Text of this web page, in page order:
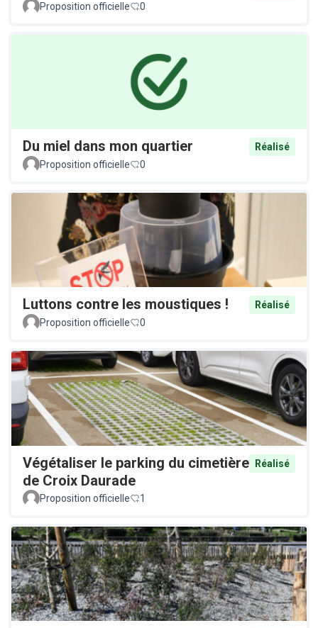
Proposition officielle
0
Du miel dans mon quartier
Réalisé
Proposition officielle
0
Luttons contre les moustiques !
Réalisé
Proposition officielle
0
Végétaliser le parking du cimetière
de Croix Daurade
Réalisé
Proposition officielle 1